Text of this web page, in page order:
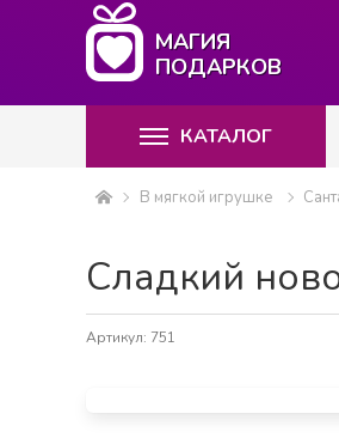
МАГИЯ
ПОДАРКОВ
КАТАЛОГ
В мягкой игрушке
Сладкий
Артикул: 751